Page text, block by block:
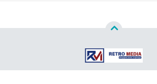
Copyright ©2026Redaksi Retro